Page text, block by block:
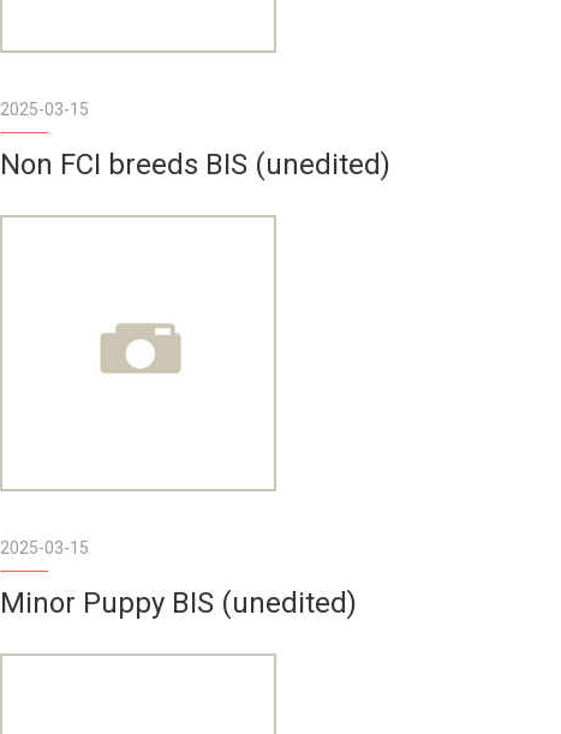
2025-03-15
Non FCI breeds BIS (unedited)
2025-03-15
Minor Puppy BIS (unedited)